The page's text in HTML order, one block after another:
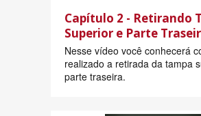
Capítulo 2 - Retirando
Superior e Parte
Nesse vídeo você conhecerá
realizado a retirada da tampa
parte traseira.